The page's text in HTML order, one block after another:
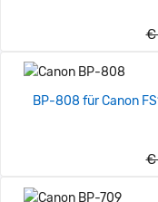
€
BP-808 für Canon
€